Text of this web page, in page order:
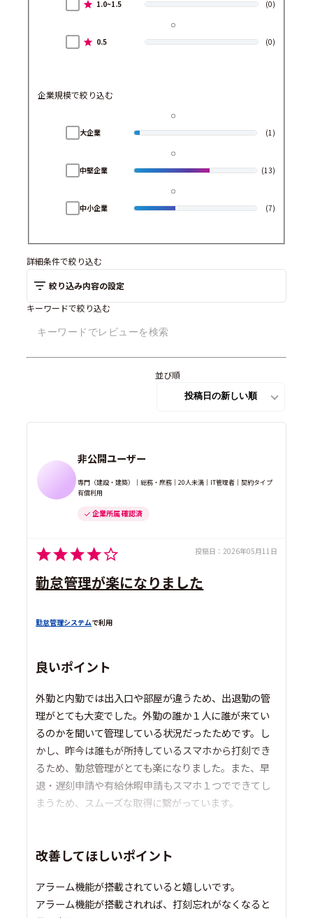
1.0~1.5 (0)
0.5 (0)
企業規模で絞り込む
大企業 (1)
中堅企業 (13)
中小企業 (7)
詳細条件で絞り込む
絞り込み内容の設定
キーワードで絞り込む
並び順
非公開ユーザー
専門（建設・建築）｜総務・庶務｜20人未満｜IT管理者｜契約タイプ
有償利用
企業所属 確認済
投稿日： 2026年05月11日
勤怠管理が楽になりました
勤怠管理システムで利用
良いポイント
外勤と内勤では出入口や部屋が違うため、出退勤の管
理がとても大変でした。外勤の誰か１人に誰が来てい
るのかを聞いて管理している状況だったためです。し
かし、昨今は誰もが所持しているスマホから打刻でき
るため、勤怠管理がとても楽になりました。また、早
退・遅刻申請や有給休暇申請もスマホ１つでできてし
まうため、スムーズな取得に繋がっています。
改善してほしいポイント
アラーム機能が搭載されていると嬉しいです。
アラーム機能が搭載されれば、打刻忘れがなくなると